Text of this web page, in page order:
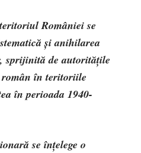
României se
şi anihilarea
sprijinită de autorităţile
în teritoriile
în perioada 1940-
se înţelege o